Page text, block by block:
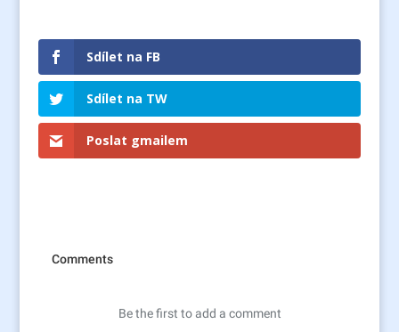
Sdílet na FB
Sdílet na TW
Poslat gmailem